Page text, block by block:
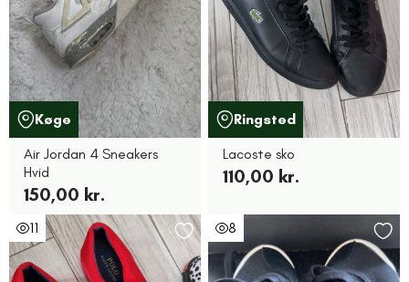
Køge
Air Jordan 4 Sneakers
Hvid
150,00 kr.
Ringsted
Lacoste sko
110,00 kr.
11 8